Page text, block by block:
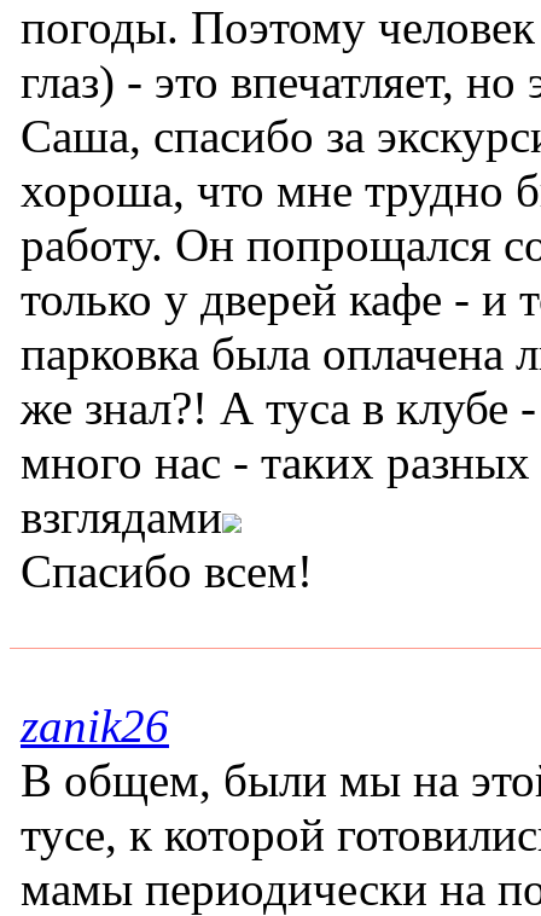
погоды. Поэтому
глаз) - это впечатляет,
Саша, спасибо за
хороша, что мне трудно
работу. Он попрощался
только у дверей кафе - и
парковка была оплачена
же знал?! А туса в
много нас - таких
взглядами
Спасибо всем!
zanik26
В общем, были мы на
тусе, к которой
мамы периодически на